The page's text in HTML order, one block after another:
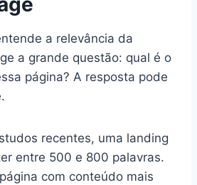
a relevância da
a grande questão: qual é o
página? A resposta pode
recentes, uma landing
entre 500 e 800 palavras.
com conteúdo mais